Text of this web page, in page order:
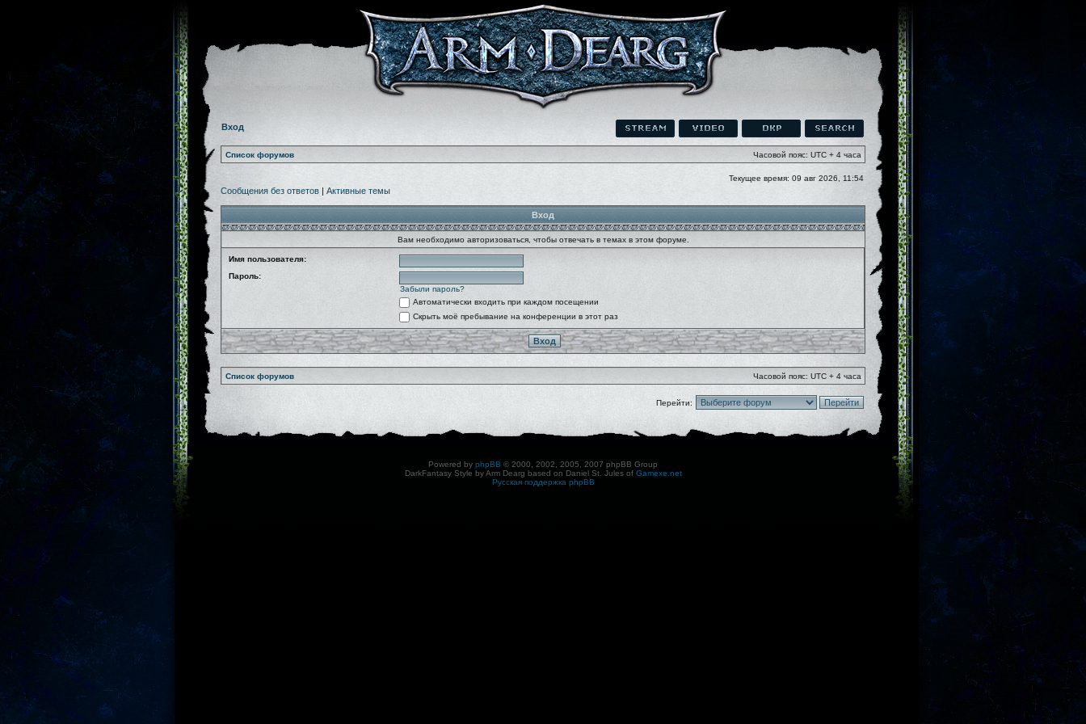
Вход
Список форумов Часовой пояс: UTC + 4 часа
Текущее время: 09 авг 2026, 11:54
Сообщения без ответов | Активные темы
Вход
Вам необходимо авторизоваться, чтобы отвечать в темах в этом форуме.
Имя пользователя:
Пароль:
Забыли пароль?
Автоматически входить при каждом посещении
Скрыть моё пребывание на конференции в этот раз
Список форумов Часовой пояс: UTC + 4 часа
Перейти:
Powered by phpBB © 2000, 2002, 2005, 2007 phpBB Group
DarkFantasy Style by Arm Dearg based on Daniel St. Jules of Gamexe.net
Русская поддержка phpBB